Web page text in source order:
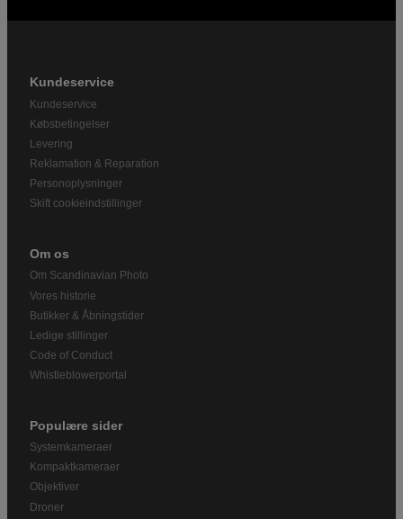
Kundeservice
Kundeservice
Købsbetingelser
Levering
Reklamation & Reparation
Personoplysninger
Skift cookieindstillinger
Om os
Om Scandinavian Photo
Vores historie
Butikker & Åbningstider
Ledige stillinger
Code of Conduct
Whistleblowerportal
Populære sider
Systemkameraer
Kompaktkameraer
Objektiver
Droner